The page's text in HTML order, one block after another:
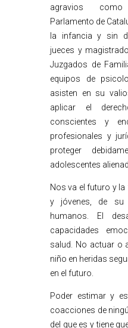
agravios
Parlamento de
la infancia y sin
jueces y
Juzgados de
equipos de
asisten en su
aplicar el
conscientes y
profesionales y
proteger
adolescentes
Nos va el futuro y
y jóvenes, de su
humanos. El
capacidades
salud. No actuar o
niño en heridas
en el futuro.
Poder estimar y
coacciones de
del que es y tiene